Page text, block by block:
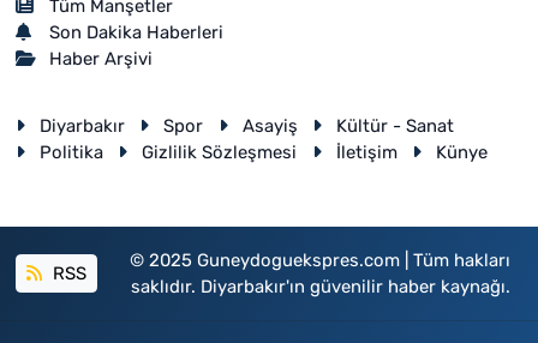
Tüm Manşetler
Son Dakika Haberleri
Haber Arşivi
Diyarbakır Spor Asayiş
Kültür - Sanat
Politika
Gizlilik Sözleşmesi İletişim Künye
RSS
© 2025 Guneydoguekspres.com | Tüm hakları
saklıdır. Diyarbakır'ın güvenilir haber kaynağı.